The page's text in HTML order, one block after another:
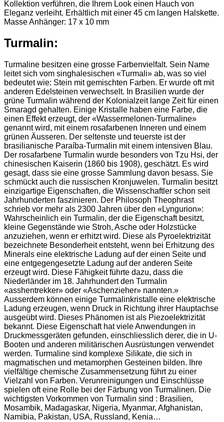
Kollektion verführen, die Ihrem Look einen Hauch von
Eleganz verleiht. Erhältlich mit einer 45 cm langen Halskette.
Masse Anhänger: 17 x 10 mm
Turmalin:
Turmaline besitzen eine grosse Farbenvielfalt. Sein Name
leitet sich vom singhalesischen «Turmali» ab, was so viel
bedeutet wie: Stein mit gemischten Farben. Er wurde oft mit
anderen Edelsteinen verwechselt. In Brasilien wurde der
grüne Turmalin während der Kolonialzeit lange Zeit für einen
Smaragd gehalten. Einige Kristalle haben eine Farbe, die
einen Effekt erzeugt, der «Wassermelonen-Turmaline»
genannt wird, mit einem rosafarbenen Inneren und einem
grünen Äusseren. Der seltenste und teuerste ist der
brasilianische Paraíba-Turmalin mit einem intensiven Blau.
Der rosafarbene Turmalin wurde besonders von Tzu Hsi, der
chinesischen Kaiserin (1860 bis 1908), geschätzt. Es wird
gesagt, dass sie eine grosse Sammlung davon besass. Sie
schmückt auch die russischen Kronjuwelen. Turmalin besitzt
einzigartige Eigenschaften, die Wissenschaftler schon seit
Jahrhunderten faszinieren. Der Philosoph Theophrast
schrieb vor mehr als 2300 Jahren über den «Lyngurion»:
Wahrscheinlich ein Turmalin, der die Eigenschaft besitzt,
kleine Gegenstände wie Stroh, Asche oder Holzstücke
anzuziehen, wenn er erhitzt wird. Diese als Pyroelektrizität
bezeichnete Besonderheit entsteht, wenn bei Erhitzung des
Minerals eine elektrische Ladung auf der einen Seite und
eine entgegengesetzte Ladung auf der anderen Seite
erzeugt wird. Diese Fähigkeit führte dazu, dass die
Niederländer im 18. Jahrhundert den Turmalin
«asshentrekker» oder «Aschenzieher» nannten.»
Ausserdem können einige Turmalinkristalle eine elektrische
Ladung erzeugen, wenn Druck in Richtung ihrer Hauptachse
ausgeübt wird. Dieses Phänomen ist als Piezoelektrizität
bekannt. Diese Eigenschaft hat viele Anwendungen in
Druckmessgeräten gefunden, einschliesslich derer, die in U-
Booten und anderen militärischen Ausrüstungen verwendet
werden. Turmaline sind komplexe Silikate, die sich in
magmatischen und metamorphen Gesteinen bilden. Ihre
vielfältige chemische Zusammensetzung führt zu einer
Vielzahl von Farben. Verunreinigungen und Einschlüsse
spielen oft eine Rolle bei der Färbung von Turmalinen. Die
wichtigsten Vorkommen von Turmalin sind : Brasilien,
Mosambik, Madagaskar, Nigeria, Myanmar, Afghanistan,
Namibia, Pakistan, USA, Russland, Kenia…